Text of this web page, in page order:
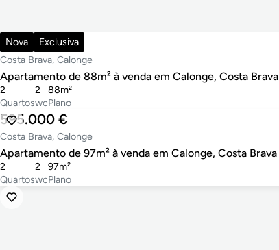
Nova Exclusiva
725.000 €
Costa Brava, Calonge
Apartamento de 88m² à venda em Calonge, Costa Brava
Quartos
2
wc
2
Plano
88m²
595.000 €
Costa Brava, Calonge
Apartamento de 97m² à venda em Calonge, Costa Brava
Quartos
2
wc
2
Plano
97m²